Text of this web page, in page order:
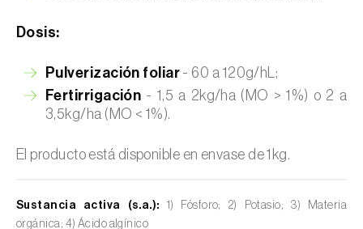
Dosis:
Pulverización foliar - 60 a 120g/hL;
Fertirrigación - 1,5 a 2kg/ha (MO > 1%) o 2 a
3,5kg/ha (MO < 1%).
El producto está disponible en envase de 1kg.
Sustancia activa (s.a.): 1) Fósforo; 2) Potasio; 3) Materia
orgánica; 4) Ácido algínico